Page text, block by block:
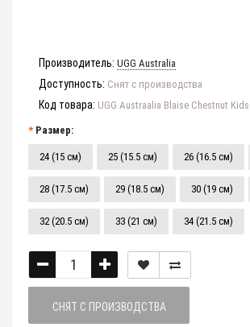
Производитель: UGG Australia
Доступность: Снят с производства
Код товара: UGG Austraalia Blaise Chestnut Kids
Размер:
24 (15 см) 25 (15.5 см) 26 (16.5 см)
28 (17.5 см) 29 (18.5 см) 30 (19 см)
32 (20.5 см) 33 (21 см) 34 (21.5 см)
СНЯТ С ПРОИЗВОДСТВА